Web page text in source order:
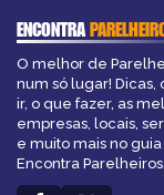
ENCONTRA
O melhor de
num só lugar! Dicas,
ir, o que fazer, as
empresas, locais,
e muito mais no guia
Encontra Parelheiros.